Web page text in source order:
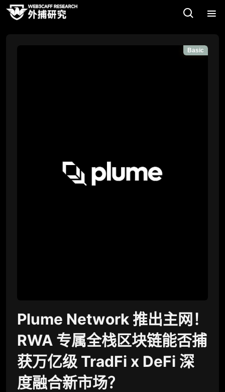
Basic
Plume Network 推出主网！
RWA 专属全栈区块链能否捕
获万亿级 TradFi x DeFi 深
度融合新市场？